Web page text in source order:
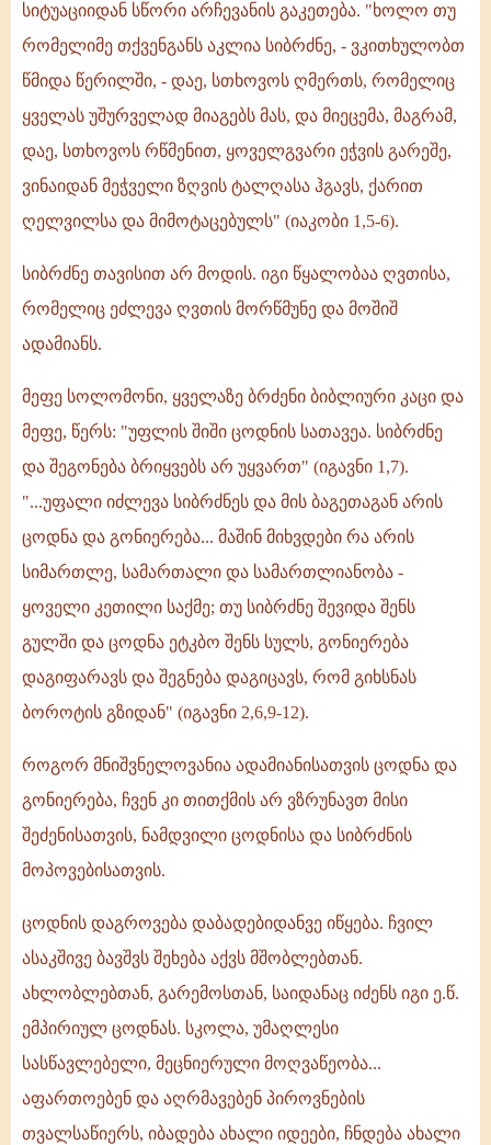
სიტუაციიდან სწორი არჩევანის გაკეთება. "ხოლო თუ
რომელიმე თქვენგანს აკლია სიბრძნე, - ვკითხულობთ
წმიდა წერილში, - დაე, სთხოვოს ღმერთს, რომელიც
ყველას უშურველად მიაგებს მას, და მიეცემა, მაგრამ,
დაე, სთხოვოს რწმენით, ყოველგვარი ეჭვის გარეშე,
ვინაიდან მეჭველი ზღვის ტალღასა ჰგავს, ქარით
ღელვილსა და მიმოტაცებულს" (იაკობი 1,5-6).
სიბრძნე თავისით არ მოდის. იგი წყალობაა ღვთისა,
რომელიც ეძლევა ღვთის მორწმუნე და მოშიშ
ადამიანს.
მეფე სოლომონი, ყველაზე ბრძენი ბიბლიური კაცი და
მეფე, წერს: "უფლის შიში ცოდნის სათავეა. სიბრძნე
და შეგონება ბრიყვებს არ უყვართ" (იგავნი 1,7).
"...უფალი იძლევა სიბრძნეს და მის ბაგეთაგან არის
ცოდნა და გონიერება... მაშინ მიხვდები რა არის
სიმართლე, სამართალი და სამართლიანობა -
ყოველი კეთილი საქმე; თუ სიბრძნე შევიდა შენს
გულში და ცოდნა ეტკბო შენს სულს, გონიერება
დაგიფარავს და შეგნება დაგიცავს, რომ გიხსნას
ბოროტის გზიდან" (იგავნი 2,6,9-12).
როგორ მნიშვნელოვანია ადამიანისათვის ცოდნა და
გონიერება, ჩვენ კი თითქმის არ ვზრუნავთ მისი
შეძენისათვის, ნამდვილი ცოდნისა და სიბრძნის
მოპოვებისათვის.
ცოდნის დაგროვება დაბადებიდანვე იწყება. ჩვილ
ასაკშივე ბავშვს შეხება აქვს მშობლებთან.
ახლობლებთან, გარემოსთან, საიდანაც იძენს იგი ე.წ.
ემპირიულ ცოდნას. სკოლა, უმაღლესი
სასწავლებელი, მეცნიერული მოღვაწეობა...
აფართოებენ და აღრმავებენ პიროვნების
თვალსაწიერს, იბადება ახალი იდეები, ჩნდება ახალი